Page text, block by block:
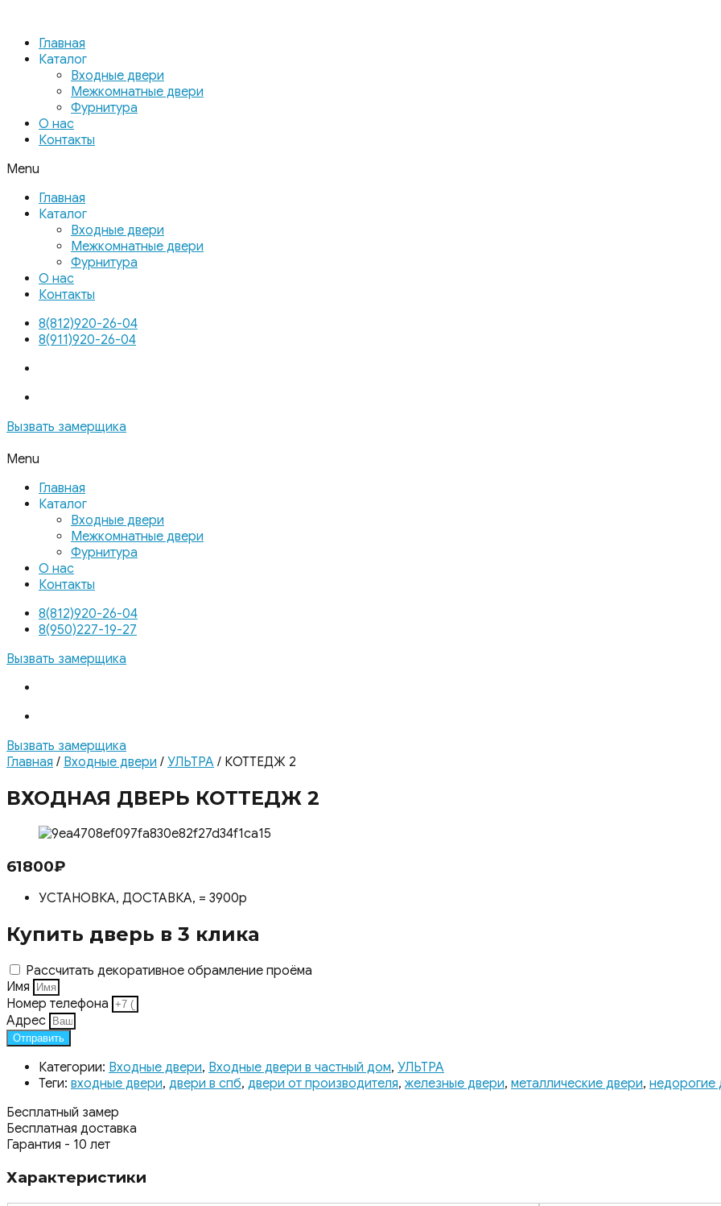
Главная
Каталог
Входные двери
Межкомнатные двери
Фурнитура
О нас
Контакты
Menu
Главная
Каталог
Входные двери
Межкомнатные двери
Фурнитура
О нас
Контакты
8(812)920-26-04
8(911)920-26-04
Вызвать замерщика
Menu
Главная
Каталог
Входные двери
Межкомнатные двери
Фурнитура
О нас
Контакты
8(812)920-26-04
8(950)227-19-27
Вызвать замерщика
Вызвать замерщика
Главная / Входные двери / УЛЬТРА / КОТТЕДЖ 2
ВХОДНАЯ ДВЕРЬ КОТТЕДЖ 2
61800₽
УСТАНОВКА, ДОСТАВКА, = 3900р
Купить дверь в 3 клика
Рассчитать декоративное обрамление проёма
Имя
Номер телефона
Адрес
Отправить
Категории: Входные двери, Входные двери в частный дом, УЛЬТРА
Теги: входные двери, двери в спб, двери от производителя, железные двери, металлические двери, недорогие
Бесплатный замер
Бесплатная доставка
Гарантия - 10 лет
Характеристики